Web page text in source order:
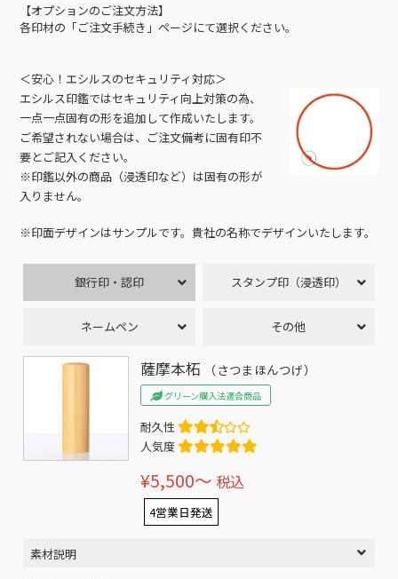
【オプションのご注文方法】
各印材の「ご注文手続き」ページにて選択ください。
＜安心！エシルスのセキュリティ対応＞
エシルス印鑑ではセキュリティ向上対策の為、
一点一点固有の形を追加して作成いたします。
ご希望されない場合は、ご注文備考に固有印不
要とご記入ください。
※印鑑以外の商品（浸透印など）は固有の形が
入りません。
※印面デザインはサンプルです。貴社の名称でデザインいたします。
銀行印・認印 スタンプ印（浸透印）
ネームペン その他
薩摩本柘 （さつまほんつげ）
グリーン購入法適合商品
耐久性
人気度
¥5,500〜 税込
4営業日発送
素材説明